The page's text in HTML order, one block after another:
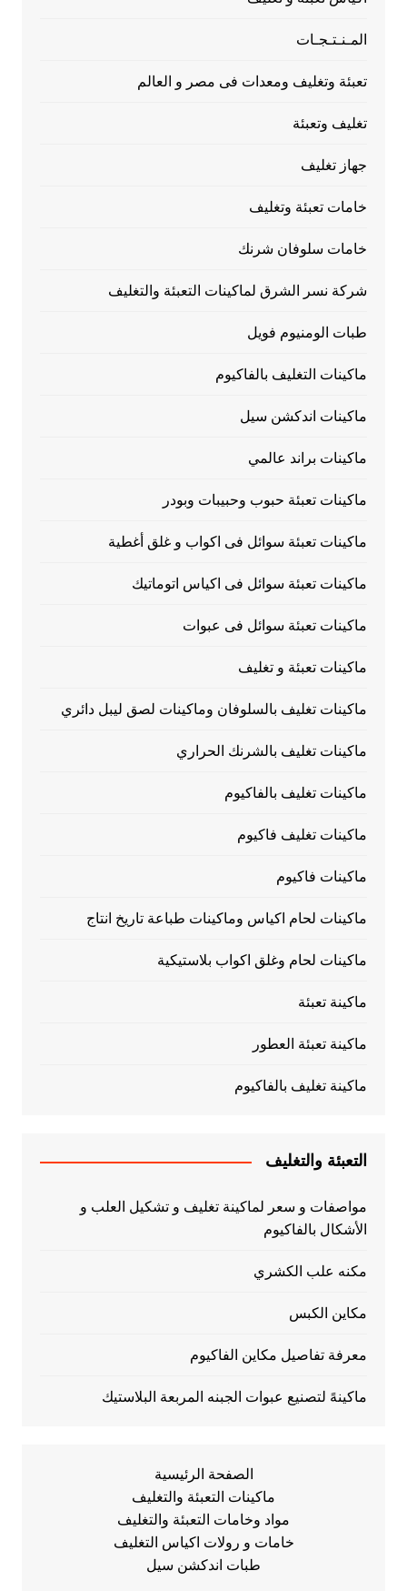
المـنـتـجـات
تعبئة وتغليف ومعدات فى مصر و العالم
تغليف وتعبئة
جهاز تغليف
خامات تعبئة وتغليف
خامات سلوفان شرنك
شركة نسر الشرق لماكينات التعبئة والتغليف
طبات الومنيوم فويل
ماكينات التغليف بالفاكيوم
ماكينات اندكشن سيل
ماكينات براند عالمي
ماكينات تعبئة حبوب وحبيبات وبودر
ماكينات تعبئة سوائل فى اكواب و غلق أغطية
ماكينات تعبئة سوائل فى اكياس اتوماتيك
ماكينات تعبئة سوائل فى عبوات
ماكينات تعبئة و تغليف
ماكينات تغليف بالسلوفان وماكينات لصق ليبل دائري
ماكينات تغليف بالشرنك الحراري
ماكينات تغليف بالفاكيوم
ماكينات تغليف فاكيوم
ماكينات فاكيوم
ماكينات لحام اكياس وماكينات طباعة تاريخ انتاج
ماكينات لحام وغلق اكواب بلاستيكية
ماكينة تعبئة
ماكينة تعبئة العطور
ماكينة تغليف بالفاكيوم
التعبئة والتغليف
مواصفات و سعر لماكينة تغليف و تشكيل العلب و
الأشكال بالفاكيوم
مكنه علب الكشري
مكاين الكبس
معرفة تفاصيل مكاين الفاكيوم
ماكينهً لتصنيع عبوات الجبنه المربعة البلاستيك
الصفحة الرئيسية
ماكينات التعبئة والتغليف
مواد وخامات التعبئة والتغليف
خامات و رولات اكياس التغليف
طبات اندكشن سيل